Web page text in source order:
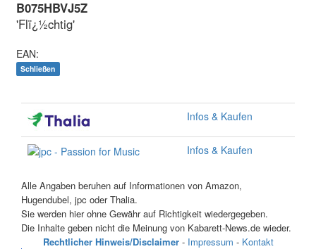
B075HBVJ5Z
'Flï¿½chtig'
EAN:
Schließen
Infos & Kaufen
Infos & Kaufen
Alle Angaben beruhen auf Informationen von Amazon,
Hugendubel, jpc oder Thalia.
Sie werden hier ohne Gewähr auf Richtigkeit wiedergegeben.
Die Inhalte geben nicht die Meinung von Kabarett-News.de wieder.
Rechtlicher Hinweis/Disclaimer- Impressum - Kontakt